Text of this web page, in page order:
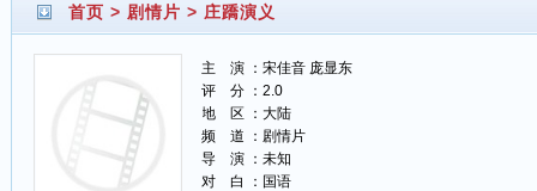
首页 > 剧情片 > 庄蹻演义
主 演 ：宋佳音 庞显东
评 分 ：2.0
地 区 ：大陆
频 道 ：剧情片
导 演 ：未知
对 白 ：国语